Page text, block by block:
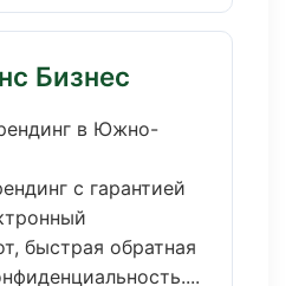
Бизнес
в Южно-
с гарантией
быстрая обратная